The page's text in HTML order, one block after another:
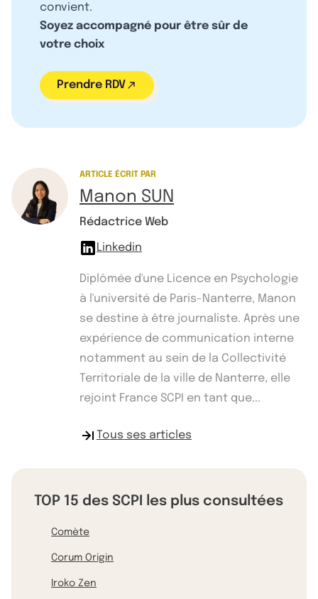
convient.
Soyez accompagné pour être sûr de
votre choix
Prendre RDV
ARTICLE ÉCRIT PAR
Manon SUN
Rédactrice Web
Linkedin
Diplômée d'une Licence en Psychologie
à l'université de Paris-Nanterre, Manon
se destine à être journaliste. Après une
expérience de communication interne
notamment au sein de la Collectivité
Territoriale de la ville de Nanterre, elle
rejoint France SCPI en tant que...
Tous ses articles
TOP 15 des SCPI les plus consultées
Comète
Corum Origin
Iroko Zen